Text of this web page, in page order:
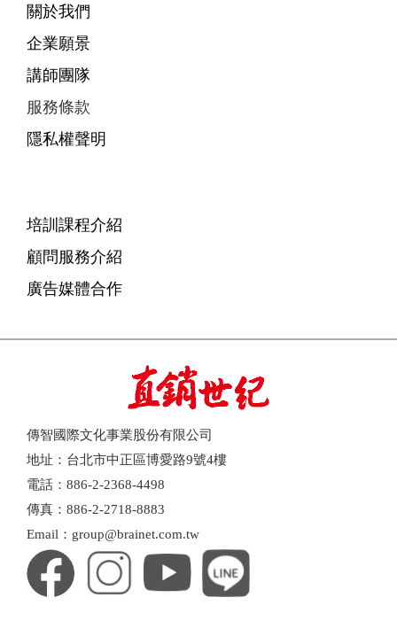
關於我們
企業願景
講師團隊
服務條款
隱私權聲明
培訓課程介紹
顧問服務介紹
廣告媒體合作
傳智國際文化事業股份有限公司
地址：台北市中正區博愛路9號4樓
電話：886-2-2368-4498
傳真：886-2-2718-8883
Email：group@brainet.com.tw